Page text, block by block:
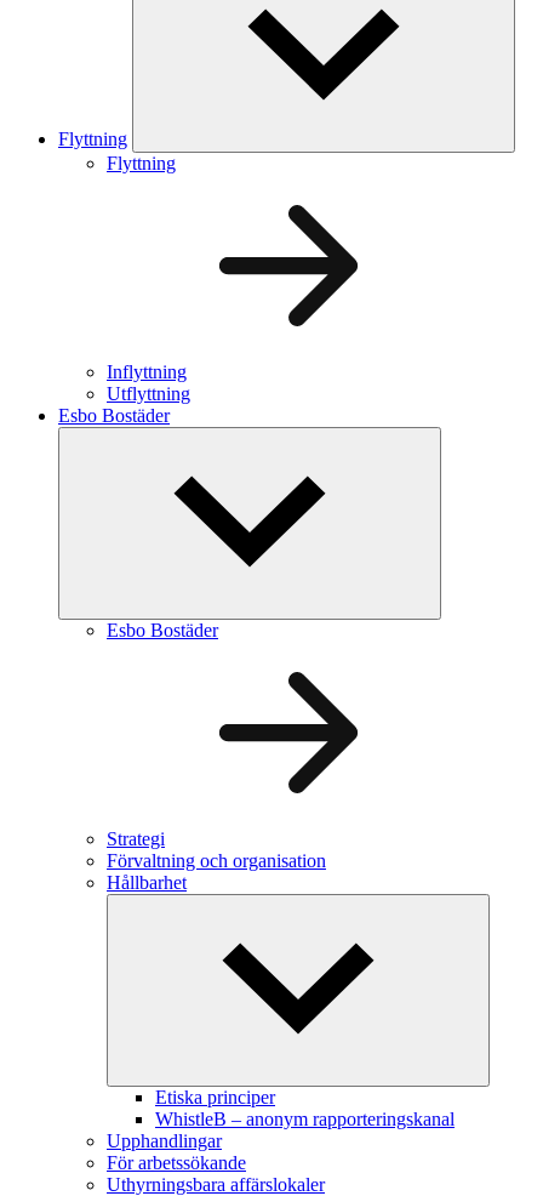
Flyttning
Flyttning
Inflyttning
Utflyttning
Esbo Bostäder
Esbo Bostäder
Strategi
Förvaltning och organisation
Hållbarhet
Etiska principer
WhistleB – anonym rapporteringskanal
Upphandlingar
För arbetssökande
Uthyrningsbara affärslokaler